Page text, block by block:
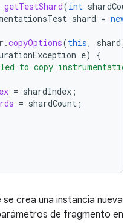
getTestShard(int
shard = new
.copyOptions(this, shard);
e)
{
to copy
= shardIndex ;
= shardCount ;
crea una instancia nueva
de fragmento en